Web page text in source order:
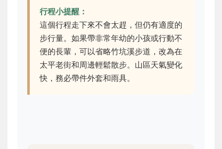
行程小提醒：
這個行程走下來不會太趕，但仍有適度的
步行量。如果帶非常年幼的小孩或行動不
便的長輩，可以省略竹坑溪步道，改為在
太平老街和周邊輕鬆散步。山區天氣變化
快，務必帶件外套和雨具。